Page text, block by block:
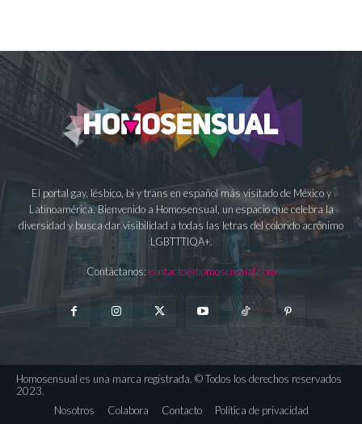
El portal gay, lésbico, bi y trans en español más visitado de México y
Latinoamérica. Bienvenido a Homosensual, un espacio que celebra la
diversidad y busca dar visibilidad a todas las letras del colorido acrónimo
LGBTTTIQA+.
Contáctanos: contacto@homosensual.com
Homosensual es una marca registrada. © Todos los derechos reservados
2023.
Nosotros
Colabora Contacto Política de privacidad